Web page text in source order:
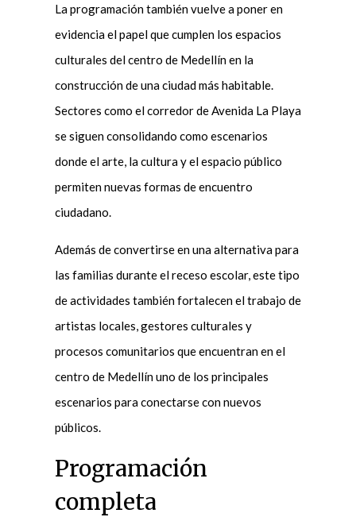
La programación también vuelve a poner en
evidencia el papel que cumplen los espacios
culturales del centro de Medellín en la
construcción de una ciudad más habitable.
Sectores como el corredor de Avenida La Playa
se siguen consolidando como escenarios
donde el arte, la cultura y el espacio público
permiten nuevas formas de encuentro
ciudadano.
Además de convertirse en una alternativa para
las familias durante el receso escolar, este tipo
de actividades también fortalecen el trabajo de
artistas locales, gestores culturales y
procesos comunitarios que encuentran en el
centro de Medellín uno de los principales
escenarios para conectarse con nuevos
públicos.
Programación
completa